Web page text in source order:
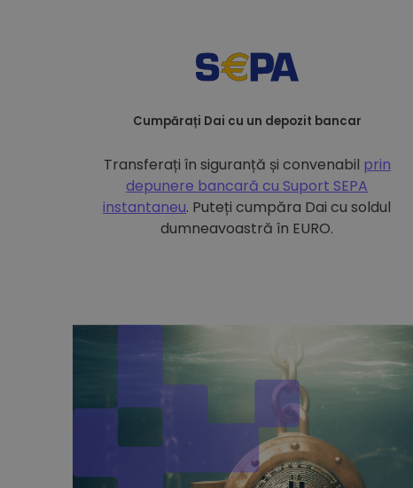
Cumpărați Dai cu un depozit bancar
Transferați în siguranță și convenabil prin
depunere bancară cu Suport SEPA
instantaneu. Puteți cumpăra Dai cu soldul
dumneavoastră în EURO.